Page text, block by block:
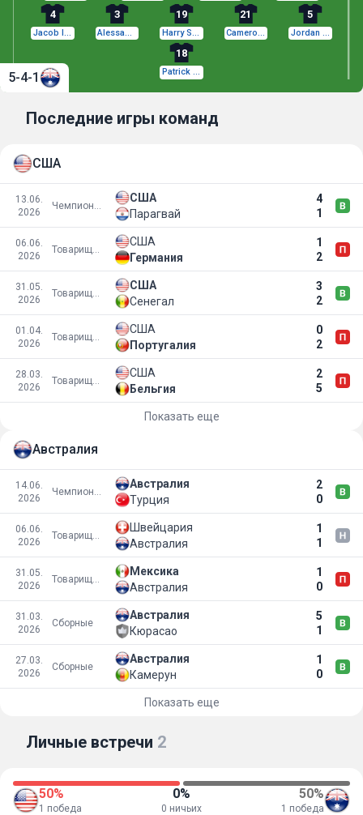
18
Patrick Beach
4
Jacob Italiano
3
Alessandro Circati
19
Harry Souttar
21
Cameron Burgess
5
Jordan Bos
5-4-1
Последние игры команд
США
13.06.
2026
США
4
1
Парагвай
06.06.
2026
США
1
2
Германия
31.05.
2026
США
3
2
Сенегал
01.04.
2026
США
0
2
Португалия
28.03.
2026
США
2
5
Бельгия
Показать еще
Австралия
14.06.
2026
Австралия
2
0
Турция
06.06.
2026
Швейцария
1
1
Австралия
31.05.
2026
Мексика
1
0
Австралия
31.03.
2026
Сборные
Австралия
5
1
Кюрасао
27.03.
2026
Сборные
Австралия
1
0
Камерун
Показать еще
Личные встречи 2
50%
1 победа
0%
0 ничьих
50%
1 победа